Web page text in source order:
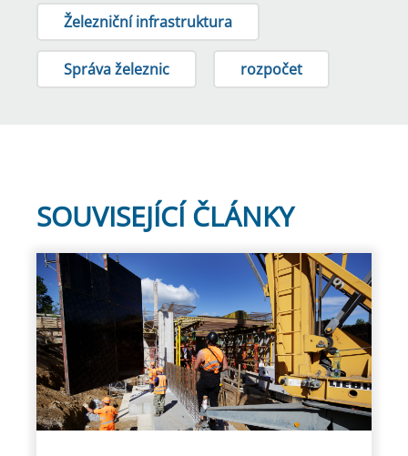
Železniční infrastruktura
Správa železnic rozpočet
SOUVISEJÍCÍ ČLÁNKY